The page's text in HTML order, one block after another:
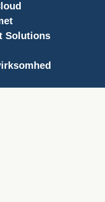
Solutions